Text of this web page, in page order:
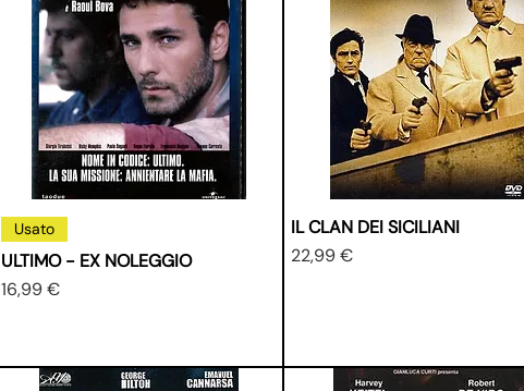
Usato
ULTIMO - EX NOLEGGIO
Prezzo
16,99 €
IL CLAN DEI SICILIANI
Prezzo
22,99 €